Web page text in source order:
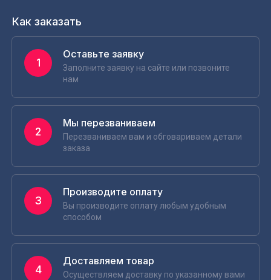
Как заказать
1
Оставьте заявку
Заполните заявку на сайте или позвоните
нам
2
Мы перезваниваем
Перезваниваем вам и обговариваем детали
заказа
3
Производите оплату
Вы производите оплату любым удобным
способом
4
Доставляем товар
Осуществляем доставку по указанному вами